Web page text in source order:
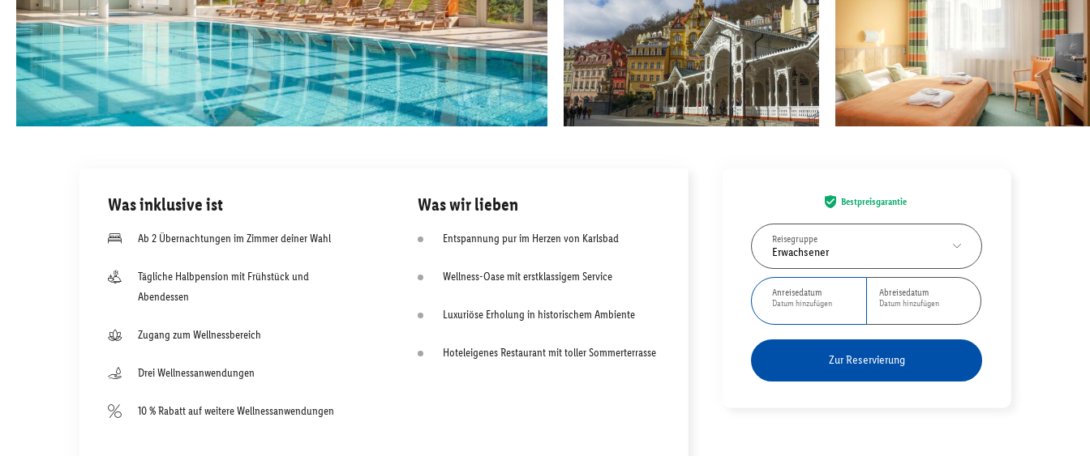
Bestpreisgarantie
Reisegruppe
Erwachsener
Anreisedatum
Datum hinzufügen
Abreisedatum
Datum hinzufügen
Zur Reservierung
Was inklusive ist
Ab 2 Übernachtungen im Zimmer deiner Wahl
Tägliche Halbpension mit Frühstück und
Abendessen
Zugang zum Wellnessbereich
Drei Wellnessanwendungen
10 % Rabatt auf weitere Wellnessanwendungen
Was wir lieben
Entspannung pur im Herzen von Karlsbad
Wellness-Oase mit erstklassigem Service
Luxuriöse Erholung in historischem Ambiente
Hoteleigenes Restaurant mit toller Sommerterrasse